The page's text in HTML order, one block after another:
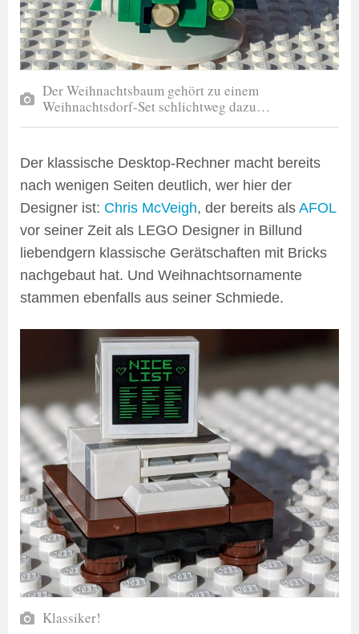
Der Weihnachtsbaum gehört zu einem
Weihnachtsdorf-Set schlichtweg dazu…
Der klassische Desktop-Rechner macht bereits
nach wenigen Seiten deutlich, wer hier der
Designer ist: Chris McVeigh, der bereits als AFOL
vor seiner Zeit als LEGO Designer in Billund
liebendgern klassische Gerätschaften mit Bricks
nachgebaut hat. Und Weihnachtsornamente
stammen ebenfalls aus seiner Schmiede.
Klassiker!